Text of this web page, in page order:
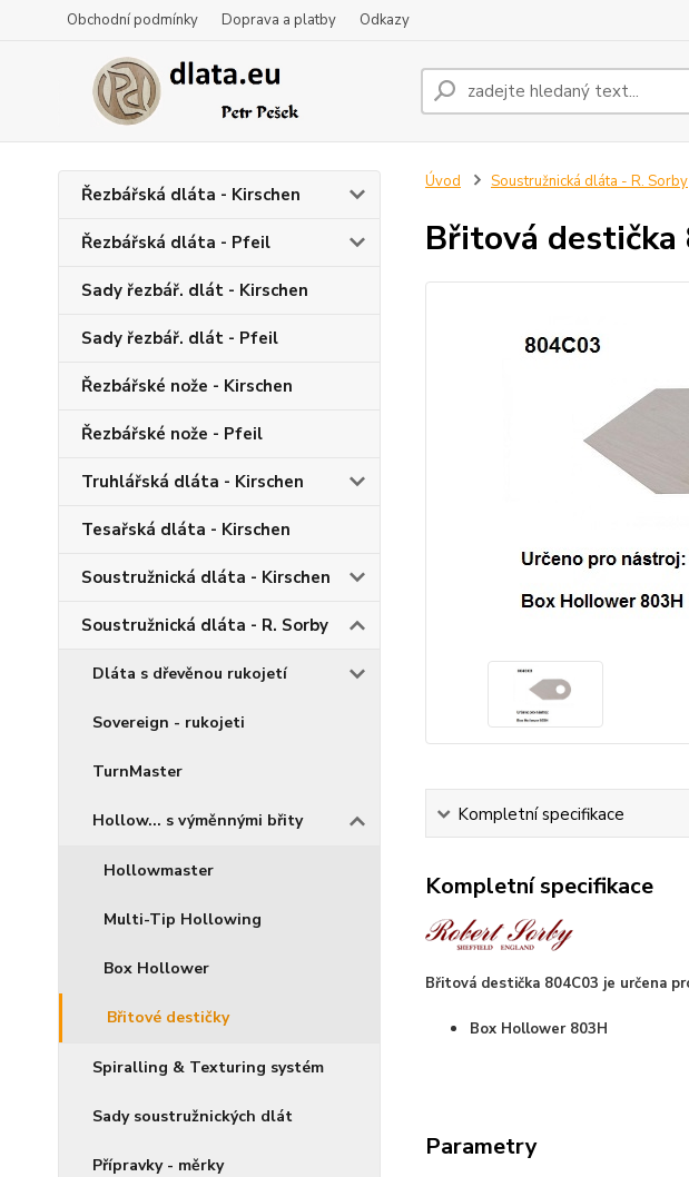
Obchodní podmínky Doprava a platby Odkazy
Řezbářská dláta - Kirschen
Řezbářská dláta - Pfeil
Sady řezbář. dlát - Kirschen
Sady řezbář. dlát - Pfeil
Řezbářské nože - Kirschen
Řezbářské nože - Pfeil
Truhlářská dláta - Kirschen
Tesařská dláta - Kirschen
Soustružnická dláta - Kirschen
Soustružnická dláta - R. Sorby
Dláta s dřevěnou rukojetí
Sovereign - rukojeti
TurnMaster
Hollow... s výměnnými břity
Hollowmaster
Multi-Tip Hollowing
Box Hollower
Břitové destičky
Spiralling & Texturing systém
Sady soustružnických dlát
Přípravky - měrky
Úvod Soustružnická dláta - R. Sorby
Břitová destička
Kompletní specifikace
Kompletní specifikace
Břitová destička 804C03 je určena
Box Hollower 803H
Parametry